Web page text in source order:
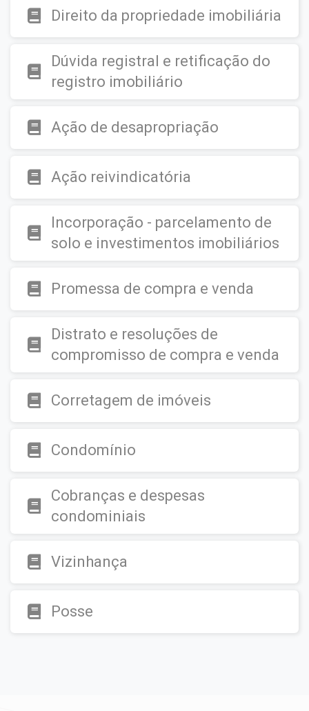
Direito da propriedade imobiliária
Dúvida registral e retificação do
registro imobiliário
Ação de desapropriação
Ação reivindicatória
Incorporação - parcelamento de
solo e investimentos imobiliários
Promessa de compra e venda
Distrato e resoluções de
compromisso de compra e venda
Corretagem de imóveis
Condomínio
Cobranças e despesas
condominiais
Vizinhança
Posse